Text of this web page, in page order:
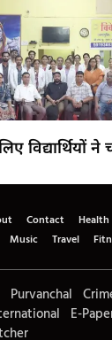
विद्यार्थियों
Contact Health
Music
Travel
Purvanchal
E-